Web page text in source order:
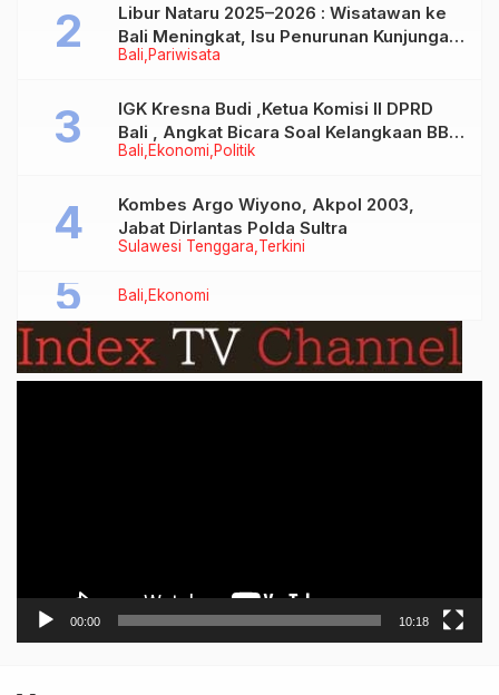
Bali Pariwisata
Libur Nataru 2025–2026 : Wisatawan ke
Bali Meningkat, Isu Penurunan Kunjungan
Tidak Benar
Bali Ekonomi Politik
IGK Kresna Budi ,Ketua Komisi II DPRD
Bali , Angkat Bicara Soal Kelangkaan BBM
Bersubsidi Jenis Solar
Sulawesi Tenggara Terkini
Kombes Argo Wiyono, Akpol 2003,
Jabat Dirlantas Polda Sultra
Bali Ekonomi
00:00 10:18